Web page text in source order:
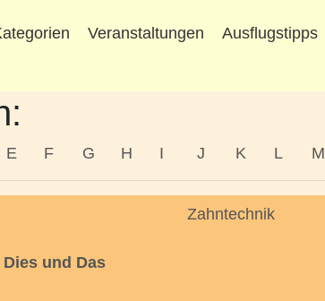
Veranstaltungen Ausflugstipps
E F G H I J K L M
und Das
Zahntechnik